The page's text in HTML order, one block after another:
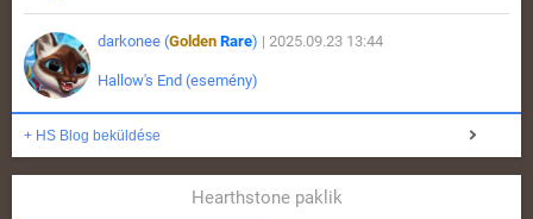
darkonee (Golden Rare) | 2025.09.23 13:44
Hallow's End (esemény)
+ HS Blog beküldése
Hearthstone paklik